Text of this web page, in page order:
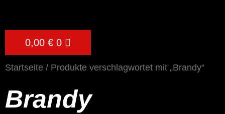
0,00 € 0
Startseite / Produkte verschlagwortet mit „Brandy“
Brandy